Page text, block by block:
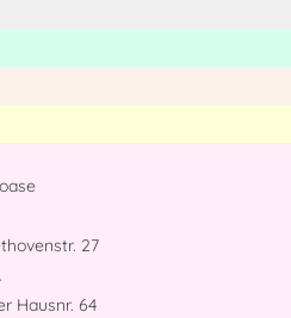
27
Hausnr. 64